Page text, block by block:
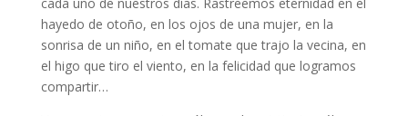
hayedo de otoño, en los ojos de una mujer, en la
sonrisa de un niño, en el tomate que trajo la vecina, en
el higo que tiro el viento, en la felicidad que logramos
compartir…